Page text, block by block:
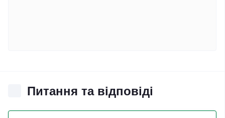
Питання та відповіді